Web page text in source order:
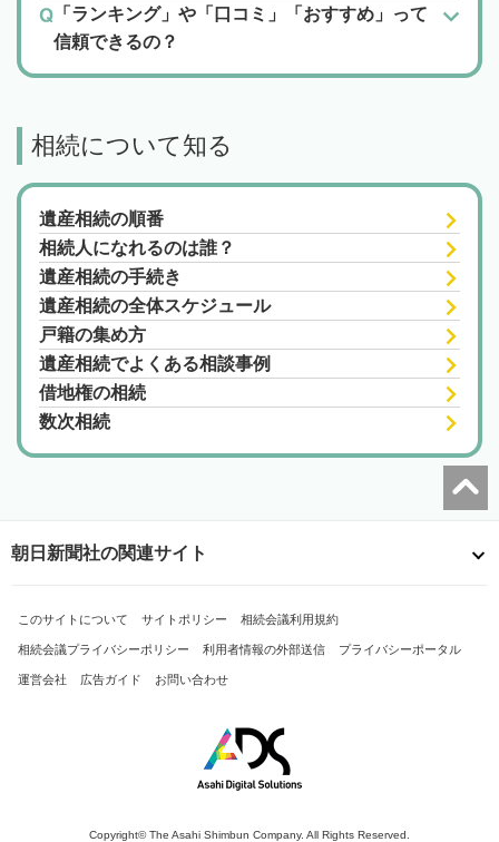
「ランキング」や「口コミ」「おすすめ」って
信頼できるの？
相続について知る
遺産相続の順番
相続人になれるのは誰？
遺産相続の手続き
遺産相続の全体スケジュール
戸籍の集め方
遺産相続でよくある相談事例
借地権の相続
数次相続
朝日新聞社の関連サイト
このサイトについて サイトポリシー 相続会議利用規約
相続会議プライバシーポリシー 利用者情報の外部送信 プライバシーポータル
運営会社 広告ガイド お問い合わせ
Copyright© The Asahi Shimbun Company. All Rights Reserved.